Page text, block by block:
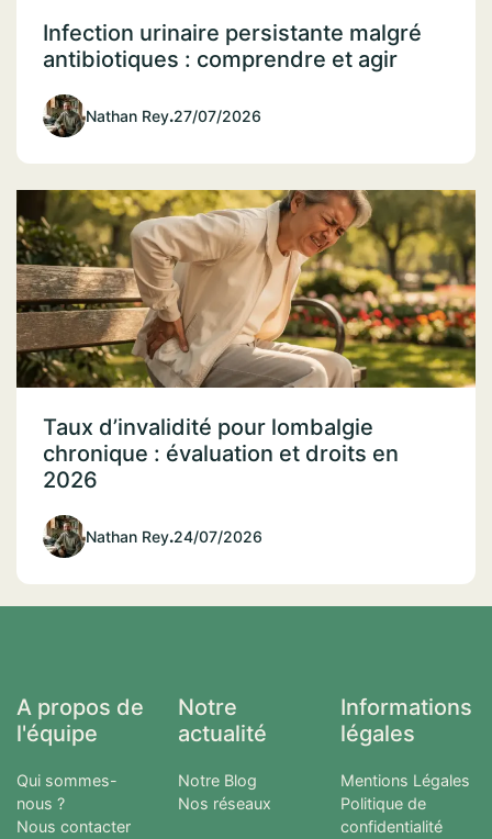
Infection urinaire persistante malgré
antibiotiques : comprendre et agir
Nathan Rey.27/07/2026
Taux d’invalidité pour lombalgie
chronique : évaluation et droits en
2026
Nathan Rey.24/07/2026
A propos de
l'équipe
Qui sommes-
nous ?
Nous contacter
Notre
actualité
Notre Blog
Nos réseaux
Informations
légales
Mentions Légales
Politique de
confidentialité